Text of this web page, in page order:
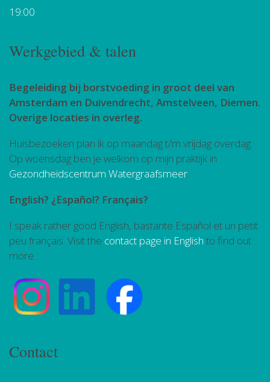
19:00
Werkgebied & talen
Begeleiding bij borstvoeding in groot deel van
Amsterdam en Duivendrecht, Amstelveen, Diemen.
Overige locaties in overleg.
Huisbezoeken plan ik op maandag t/m vrijdag overdag.
Op woensdag ben je welkom op mijn praktijk in
Gezondheidscentrum Watergraafsmeer.
English? ¿Español? Français?
I speak rather good English, bastante Español et un petit
peu français. Visit the contact page in English to find out
more.
Contact